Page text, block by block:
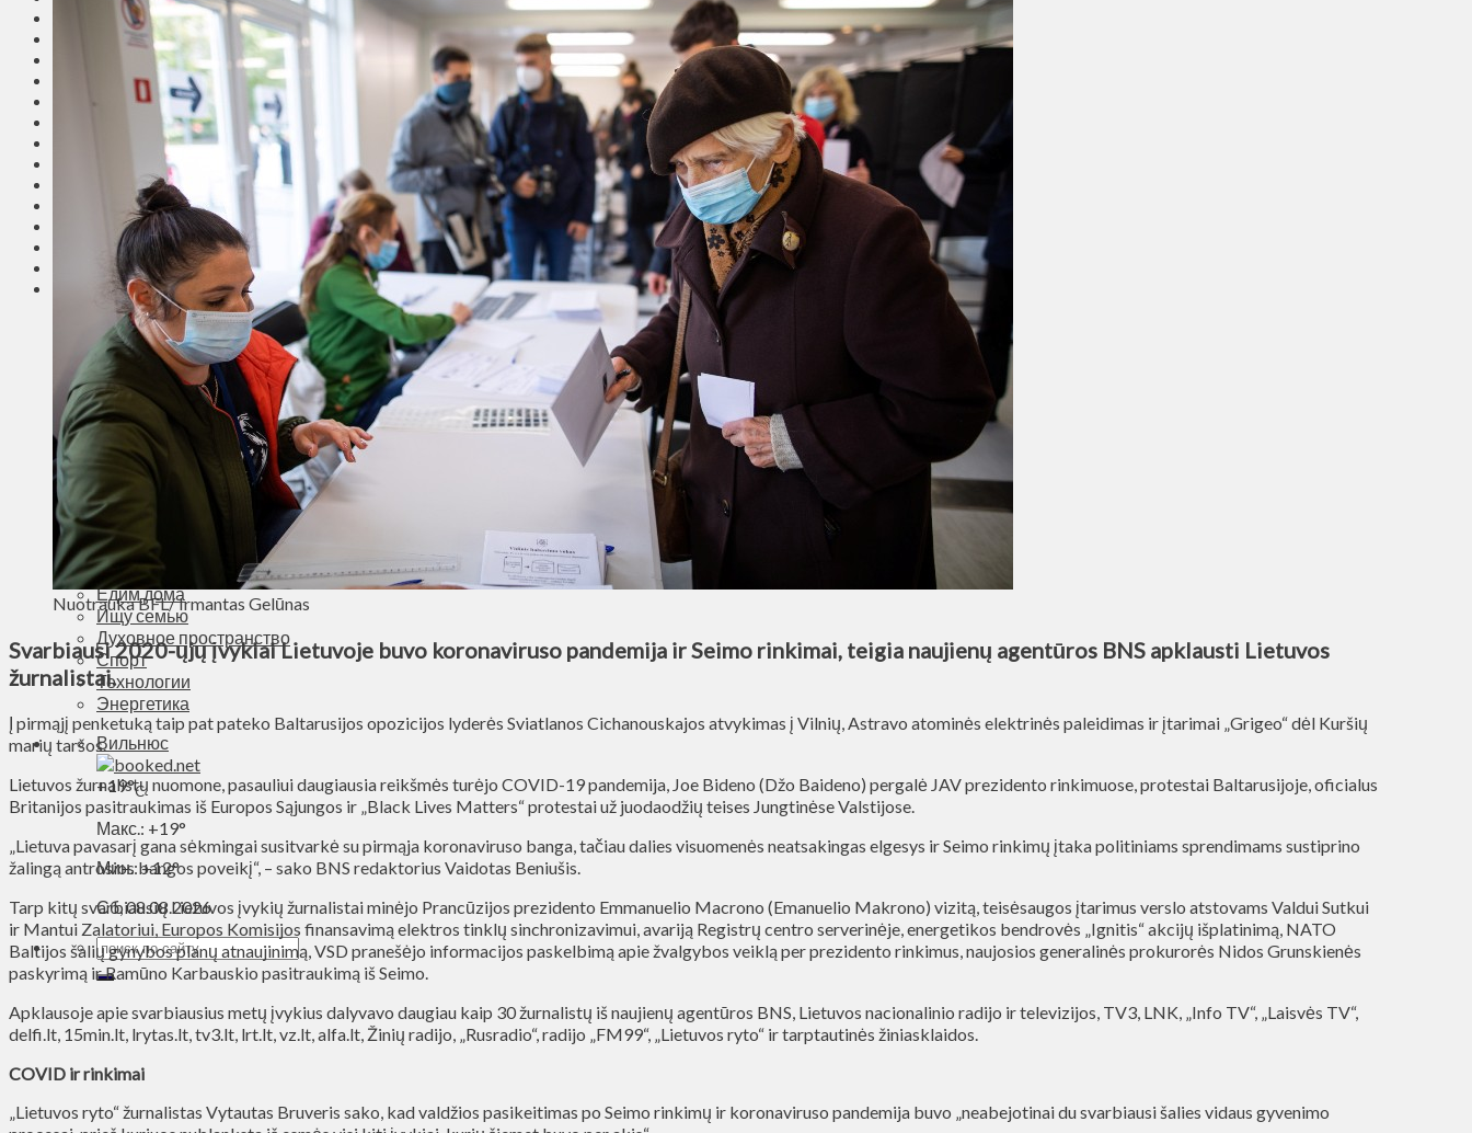
Общество
Висагинас
Выбор читателей
Калейдоскоп
Сейм Литвы
Культура
Больше
Фоторепортаж
Туризм
ЛК рекомендует
Сеньорам
Образование
Здравоохранение
Экология
Происшествия
Приграничье
Деньги
Визиты
Выборы
Агроновости
Едим дома
Ищу семью
Духовное пространство
Спорт
Технологии
Энергетика
Вильнюс
+19°C
Макс.: +19°
Мин.:+12°
Сб, 08.08.2026
Nuotrauka BFL/ Irmantas Gelūnas
Svarbiausi 2020-ųjų įvykiai Lietuvoje buvo koronaviruso pandemija ir Seimo rinkimai, teigia naujienų agentūros BNS apklausti Lietuvos
žurnalistai.
Į pirmąjį penketuką taip pat pateko Baltarusijos opozicijos lyderės Sviatlanos Cichanouskajos atvykimas į Vilnių, Astravo atominės elektrinės paleidimas ir įtarimai „Grigeo“ dėl Kuršių
marių taršos.
Lietuvos žurnalistų nuomone, pasauliui daugiausia reikšmės turėjo COVID-19 pandemija, Joe Bideno (Džo Baideno) pergalė JAV prezidento rinkimuose, protestai Baltarusijoje, oficialus
Britanijos pasitraukimas iš Europos Sąjungos ir „Black Lives Matters“ protestai už juodaodžių teises Jungtinėse Valstijose.
„Lietuva pavasarį gana sėkmingai susitvarkė su pirmąja koronaviruso banga, tačiau dalies visuomenės neatsakingas elgesys ir Seimo rinkimų įtaka politiniams sprendimams sustiprino
žalingą antrosios bangos poveikį“, – sako BNS redaktorius Vaidotas Beniušis.
Tarp kitų svarbiausių Lietuvos įvykių žurnalistai minėjo Prancūzijos prezidento Emmanuelio Macrono (Emanuelio Makrono) vizitą, teisėsaugos įtarimus verslo atstovams Valdui Sutkui
ir Mantui Zalatoriui, Europos Komisijos finansavimą elektros tinklų sinchronizavimui, avariją Registrų centro serverinėje, energetikos bendrovės „Ignitis“ akcijų išplatinimą, NATO
Baltijos šalių gynybos planų atnaujinimą, VSD pranešėjo informacijos paskelbimą apie žvalgybos veiklą per prezidento rinkimus, naujosios generalinės prokurorės Nidos Grunskienės
paskyrimą ir Ramūno Karbauskio pasitraukimą iš Seimo.
Apklausoje apie svarbiausius metų įvykius dalyvavo daugiau kaip 30 žurnalistų iš naujienų agentūros BNS, Lietuvos nacionalinio radijo ir televizijos, TV3, LNK, „Info TV“, „Laisvės TV“,
delfi.lt, 15min.lt, lrytas.lt, tv3.lt, lrt.lt, vz.lt, alfa.lt, Žinių radijo, „Rusradio“, radijo „FM99“, „Lietuvos ryto“ ir tarptautinės žiniasklaidos.
COVID ir rinkimai
„Lietuvos ryto“ žurnalistas Vytautas Bruveris sako, kad valdžios pasikeitimas po Seimo rinkimų ir koronaviruso pandemija buvo „neabejotinai du svarbiausi šalies vidaus gyvenimo